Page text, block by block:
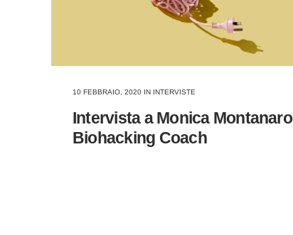
10 FEBBRAIO, 2020 IN INTERVISTE
Intervista a Monica Montanaro
Biohacking Coach